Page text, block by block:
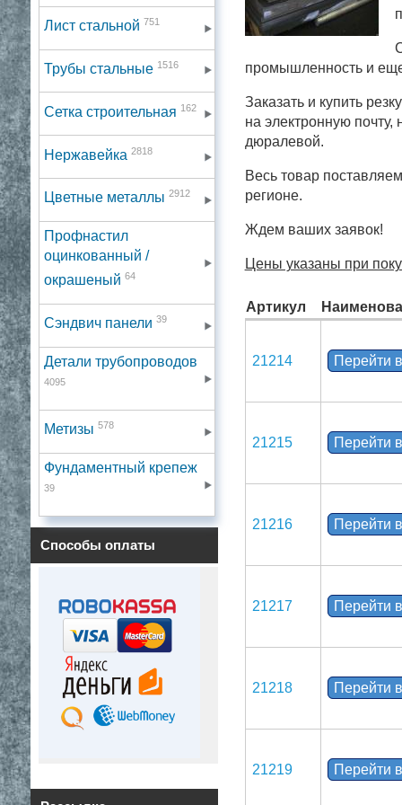
Лист стальной 751
Трубы стальные 1516
Сетка строительная 162
Нержавейка 2818
Цветные металлы 2912
Профнастил
оцинкованный /
окрашеный 64
Сэндвич панели 39
Детали трубопроводов
4095
Метизы 578
Фундаментный крепеж
39
Способы оплаты
промышленность и
Заказать и купить
на электронную
дюралевой.
Весь товар
регионе.
Ждем ваших заявок!
Цены указаны при
Артикул
21214 Перейти
21215 Перейти
21216 Перейти
21217 Перейти
21218 Перейти
21219 Перейти